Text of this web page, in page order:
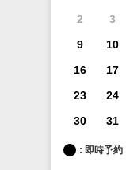
2
3
9
10
16
17
23
24
30
31
: 即時予約